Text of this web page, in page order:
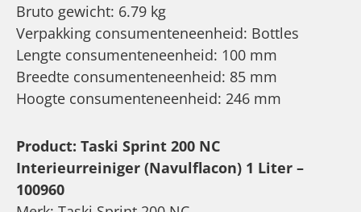
Bruto gewicht: 6.79 kg
Verpakking consumenteneenheid: Bottles
Lengte consumenteneenheid: 100 mm
Breedte consumenteneenheid: 85 mm
Hoogte consumenteneenheid: 246 mm
Product: Taski Sprint 200 NC
Interieurreiniger (Navulflacon) 1 Liter –
100960